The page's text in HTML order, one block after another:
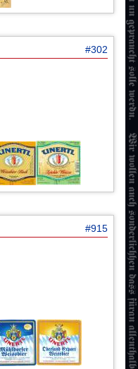
#302
#915